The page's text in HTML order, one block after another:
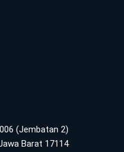
(Jembatan 2)
Barat 17114